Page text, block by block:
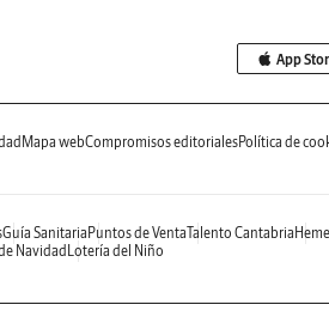
App
Mapa webCompromisos editorialesPolítica de
Guía Sanitaria Puntos de VentaTalento Cantabria
Navidad Lotería del Niño